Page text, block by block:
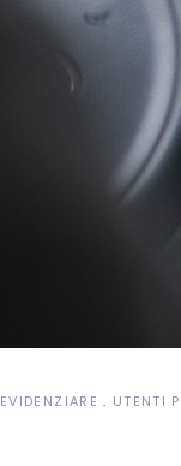
EVIDENZIARE UTENTI